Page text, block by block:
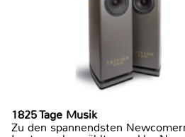
1825 Tage Musik
Zu den spannendsten